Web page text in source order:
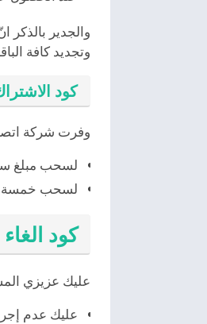
والجدير
وتجديد كافة
كود
وفرت شركة
لسحب مبلغ
لسحب خمسة
كود
عليك عزيزي
عليك عدم